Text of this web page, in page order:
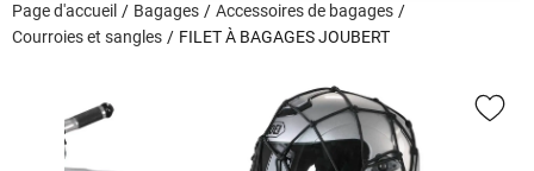
Page d'accueil Bagages
Accessoires de bagages
Courroies et sangles
FILET À BAGAGES JOUBERT